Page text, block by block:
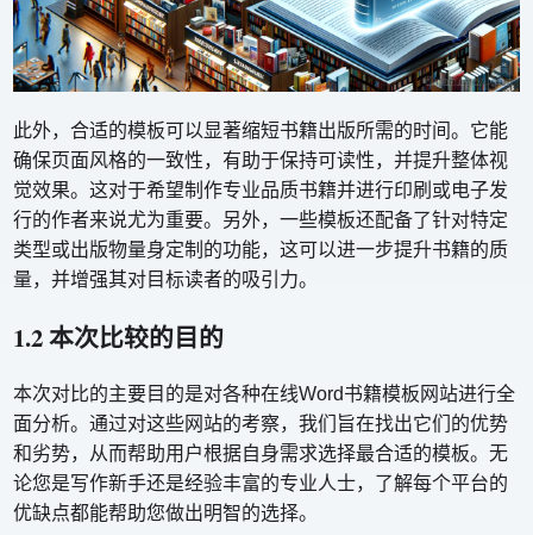
此外，合适的模板可以显著缩短书籍出版所需的时间。它能
确保页面风格的一致性，有助于保持可读性，并提升整体视
觉效果。这对于希望制作专业品质书籍并进行印刷或电子发
行的作者来说尤为重要。另外，一些模板还配备了针对特定
类型或出版物量身定制的功能，这可以进一步提升书籍的质
量，并增强其对目标读者的吸引力。
1.2 本次比较的目的
本次对比的主要目的是对各种在线Word书籍模板网站进行全
面分析。通过对这些网站的考察，我们旨在找出它们的优势
和劣势，从而帮助用户根据自身需求选择最合适的模板。无
论您是写作新手还是经验丰富的专业人士，了解每个平台的
优缺点都能帮助您做出明智的选择。